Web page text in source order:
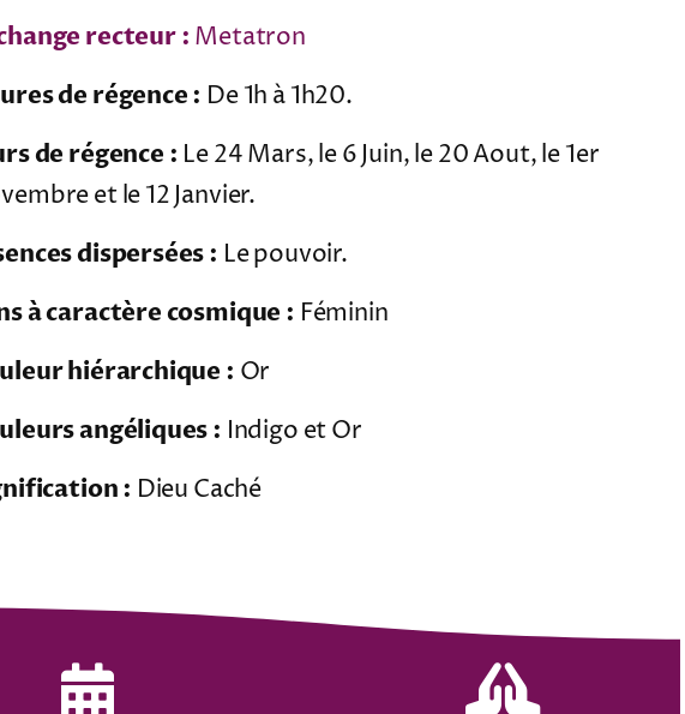
recteur : Metatron
de régence : De 1h à 1h20.
de régence : Le 24 Mars, le 6 Juin, le 20 Aout, le 1er
et le 12 Janvier.
dispersées : Le pouvoir.
à caractère cosmique : Féminin
hiérarchique : Or
angéliques : Indigo et Or
: Dieu Caché